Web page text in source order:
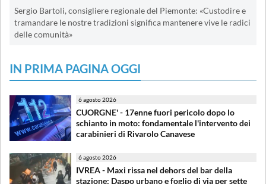
Sergio Bartoli, consigliere regionale del Piemonte: «Custodire e
tramandare le nostre tradizioni significa mantenere vive le radici
delle comunità»
IN PRIMA PAGINA OGGI
6 agosto 2026
CUORGNE' - 17enne fuori pericolo dopo lo
schianto in moto: fondamentale l'intervento dei
carabinieri di Rivarolo Canavese
6 agosto 2026
IVREA - Maxi rissa nel dehors del bar della
stazione: Daspo urbano e foglio di via per sette